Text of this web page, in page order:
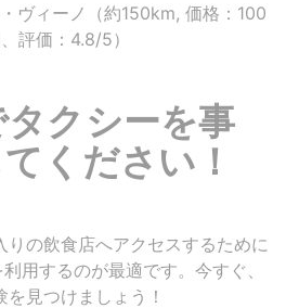
ヴィーノ（約150km, 価格：100
評価：4.8/5）
クシーを事
ください！
りの飲食店へアクセスするために
用するのが最適です。今すぐ、
見つけましょう！